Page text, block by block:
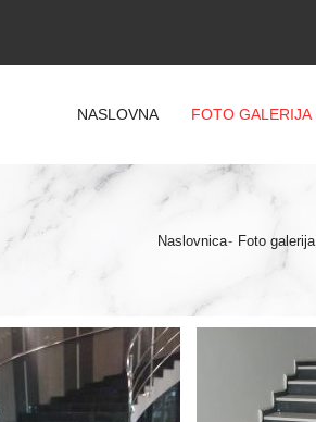
NASLOVNA FOTO GALERIJA
Naslovnica Foto galerija